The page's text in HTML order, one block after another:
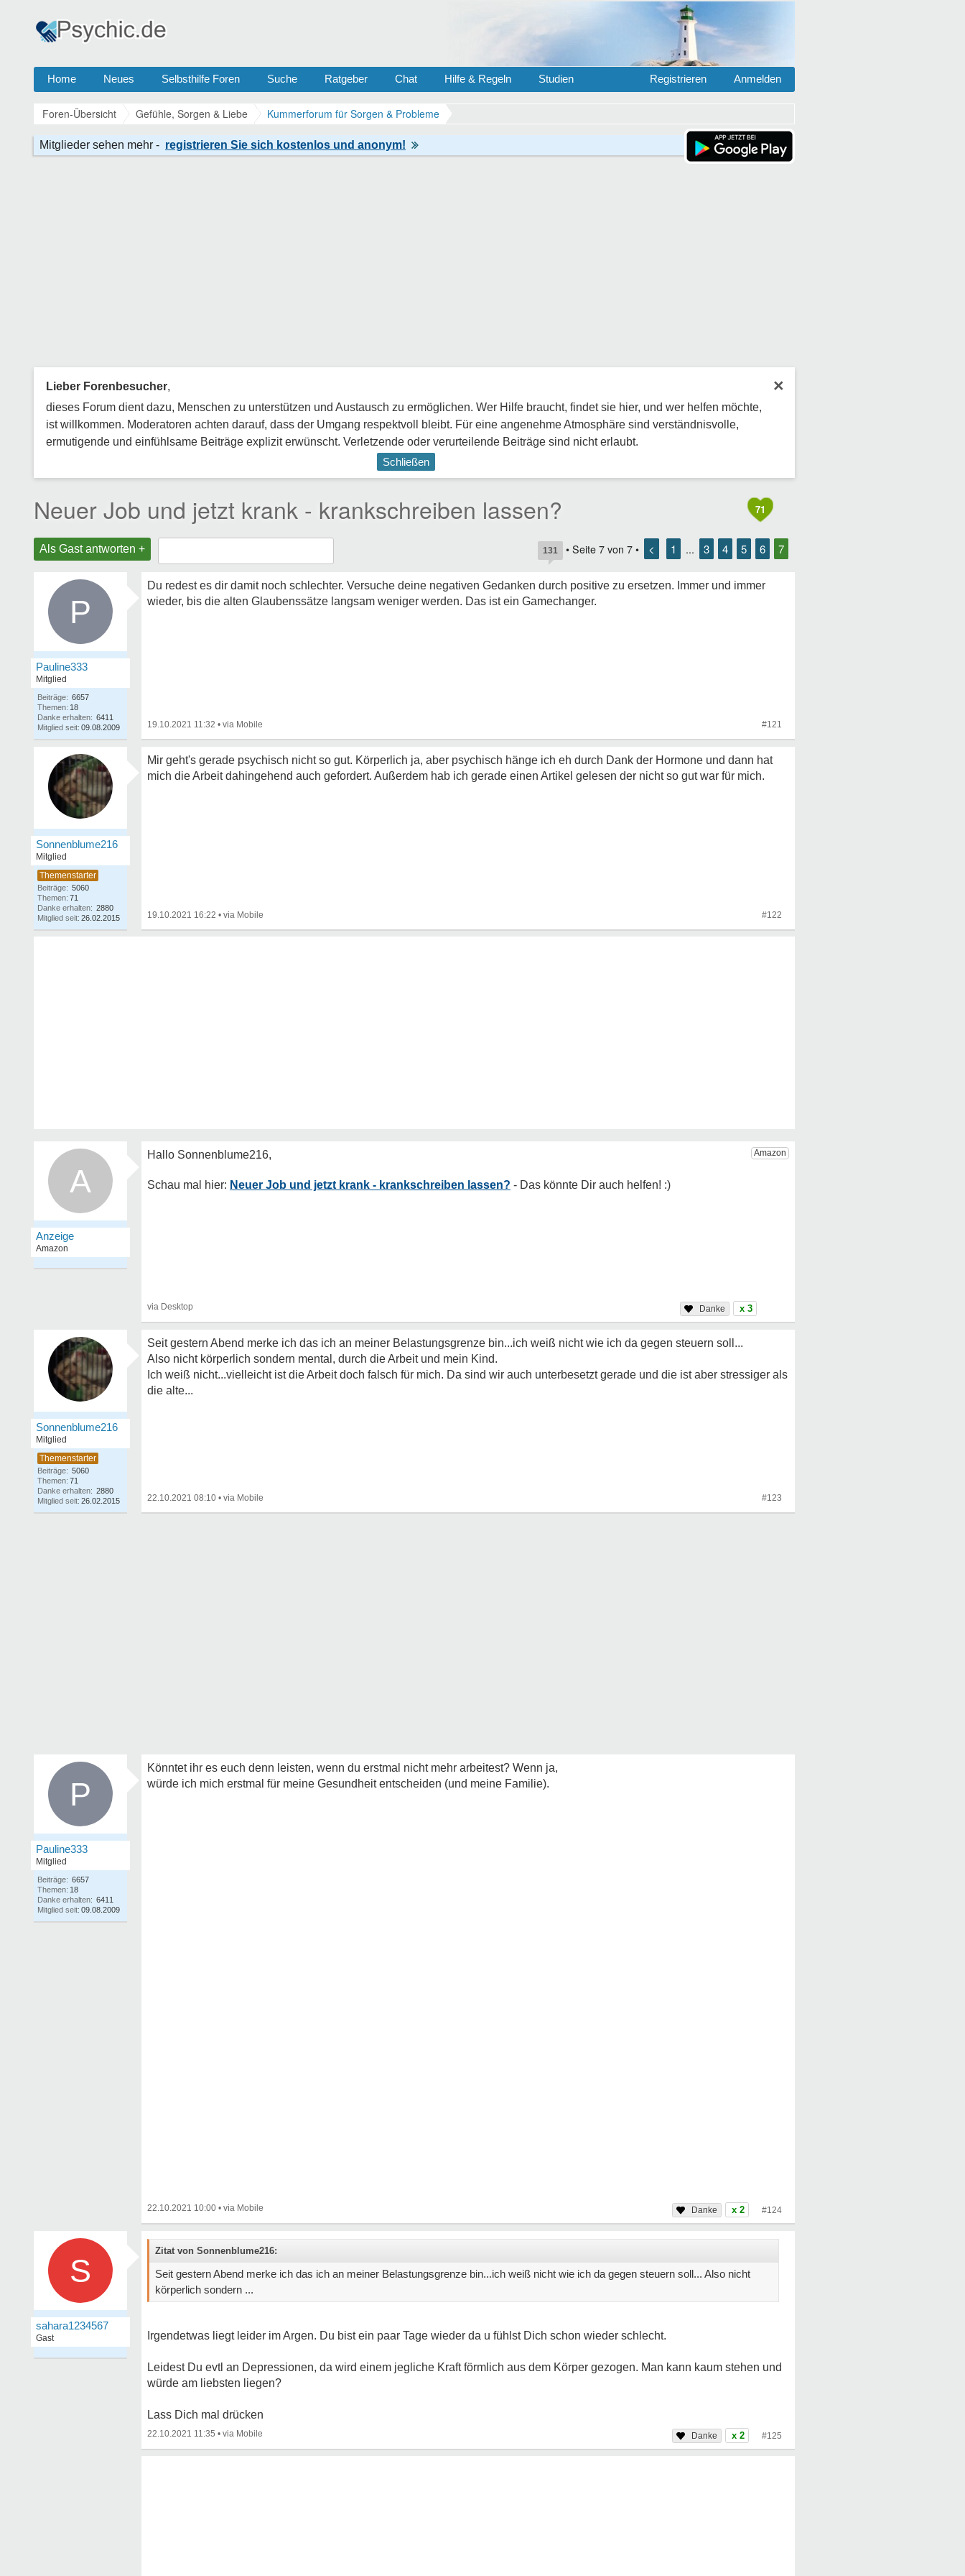
Home Neues Selbsthilfe Foren Suche Ratgeber Chat Hilfe & Regeln Studien Anmelden
Registrieren
Foren-Übersicht Gefühle, Sorgen & Liebe Kummerforum für Sorgen & Probleme
×
Lieber Forenbesucher,
dieses Forum dient dazu, Menschen zu unterstützen und Austausch zu ermöglichen. Wer Hilfe braucht, findet sie hier, und wer helfen möchte,
ist willkommen. Moderatoren achten darauf, dass der Umgang respektvoll bleibt. Für eine angenehme Atmosphäre sind verständnisvolle,
ermutigende und einfühlsame Beiträge explizit erwünscht. Verletzende oder verurteilende Beiträge sind nicht erlaubt.
Schließen
71
Neuer Job und jetzt krank - krankschreiben lassen?
Als Gast antworten + 131 • Seite 7 von 7 • < 1 ... 3 4 5 6 7
P
Pauline333
Mitglied
Beiträge: 6657
Themen: 18
Danke erhalten: 6411
Mitglied seit: 09.08.2009
Du redest es dir damit noch schlechter. Versuche deine negativen Gedanken durch positive zu ersetzen. Immer und immer
wieder, bis die alten Glaubenssätze langsam weniger werden. Das ist ein Gamechanger.
19.10.2021 11:32 • #121
Sonnenblume216
Mitglied
Beiträge: 5060
Themen: 71
Danke erhalten: 2880
Mitglied seit: 26.02.2015
Mir geht's gerade psychisch nicht so gut. Körperlich ja, aber psychisch hänge ich eh durch Dank der Hormone und dann hat
mich die Arbeit dahingehend auch gefordert. Außerdem hab ich gerade einen Artikel gelesen der nicht so gut war für mich.
19.10.2021 16:22 • #122
A Neuer Job und jetzt krank - krankschreiben lassen?
x 3
Sonnenblume216
Mitglied
Beiträge: 5060
Themen: 71
Danke erhalten: 2880
Mitglied seit: 26.02.2015
Seit gestern Abend merke ich das ich an meiner Belastungsgrenze bin...ich weiß nicht wie ich da gegen steuern soll...
Also nicht körperlich sondern mental, durch die Arbeit und mein Kind.
Ich weiß nicht...vielleicht ist die Arbeit doch falsch für mich. Da sind wir auch unterbesetzt gerade und die ist aber stressiger als
die alte...
22.10.2021 08:10 • #123
P
Pauline333
Mitglied
Beiträge: 6657
Themen: 18
Danke erhalten: 6411
Mitglied seit: 09.08.2009
Könntet ihr es euch denn leisten, wenn du erstmal nicht mehr arbeitest? Wenn ja,
würde ich mich erstmal für meine Gesundheit entscheiden (und meine Familie).
22.10.2021 10:00 • x 2 #124
S
sahara1234567
Gast
Zitat von Sonnenblume216:
Seit gestern Abend merke ich das ich an meiner Belastungsgrenze bin...ich weiß nicht wie ich da gegen steuern soll... Also nicht
körperlich sondern ...
Irgendetwas liegt leider im Argen. Du bist ein paar Tage wieder da u fühlst Dich schon wieder schlecht.
Leidest Du evtl an Depressionen, da wird einem jegliche Kraft förmlich aus dem Körper gezogen. Man kann kaum stehen und
würde am liebsten liegen?
Lass Dich mal drücken
22.10.2021 11:35 • x 2 #125